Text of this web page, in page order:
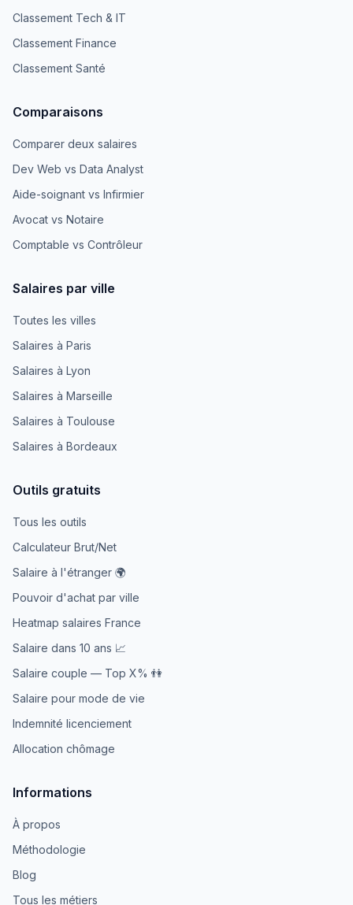
Classement Tech & IT
Classement Finance
Classement Santé
Comparaisons
Comparer deux salaires
Dev Web vs Data Analyst
Aide-soignant vs Infirmier
Avocat vs Notaire
Comptable vs Contrôleur
Salaires par ville
Toutes les villes
Salaires à Paris
Salaires à Lyon
Salaires à Marseille
Salaires à Toulouse
Salaires à Bordeaux
Outils gratuits
Tous les outils
Calculateur Brut/Net
Salaire à l'étranger 🌍
Pouvoir d'achat par ville
Heatmap salaires France
Salaire dans 10 ans 📈
Salaire couple — Top X% 👫
Salaire pour mode de vie
Indemnité licenciement
Allocation chômage
Informations
À propos
Méthodologie
Blog
Tous les métiers